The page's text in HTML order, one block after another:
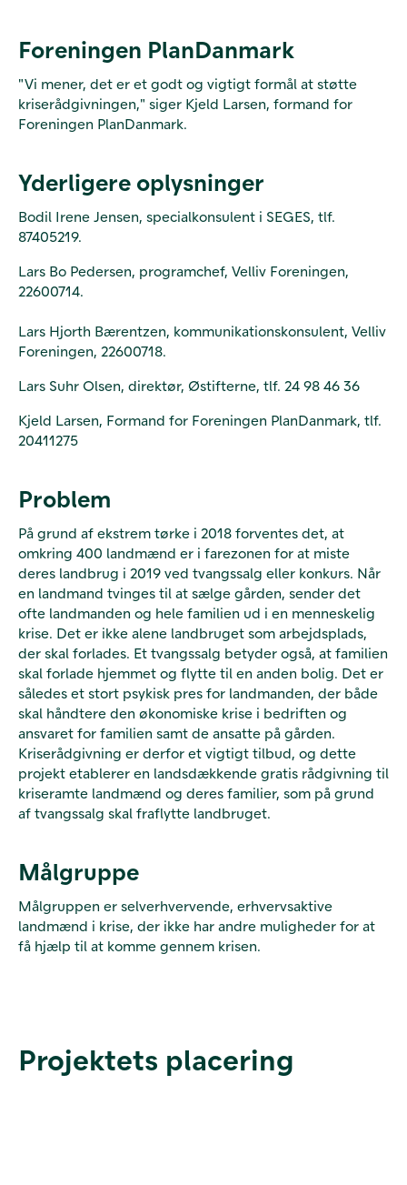
Foreningen PlanDanmark
"Vi mener, det er et godt og vigtigt formål at støtte
kriserådgivningen," siger Kjeld Larsen, formand for
Foreningen PlanDanmark.
Yderligere oplysninger
Bodil Irene Jensen, specialkonsulent i SEGES, tlf.
87405219.
Lars Bo Pedersen, programchef, Velliv Foreningen,
22600714.
Lars Hjorth Bærentzen, kommunikationskonsulent, Velliv
Foreningen, 22600718.
Lars Suhr Olsen, direktør, Østifterne, tlf. 24 98 46 36
Kjeld Larsen, Formand for Foreningen PlanDanmark, tlf.
20411275
Problem
På grund af ekstrem tørke i 2018 forventes det, at
omkring 400 landmænd er i farezonen for at miste
deres landbrug i 2019 ved tvangssalg eller konkurs. Når
en landmand tvinges til at sælge gården, sender det
ofte landmanden og hele familien ud i en menneskelig
krise. Det er ikke alene landbruget som arbejdsplads,
der skal forlades. Et tvangssalg betyder også, at familien
skal forlade hjemmet og flytte til en anden bolig. Det er
således et stort psykisk pres for landmanden, der både
skal håndtere den økonomiske krise i bedriften og
ansvaret for familien samt de ansatte på gården.
Kriserådgivning er derfor et vigtigt tilbud, og dette
projekt etablerer en landsdækkende gratis rådgivning til
kriseramte landmænd og deres familier, som på grund
af tvangssalg skal fraflytte landbruget.
Målgruppe
Målgruppen er selverhvervende, erhvervsaktive
landmænd i krise, der ikke har andre muligheder for at
få hjælp til at komme gennem krisen.
Projektets placering